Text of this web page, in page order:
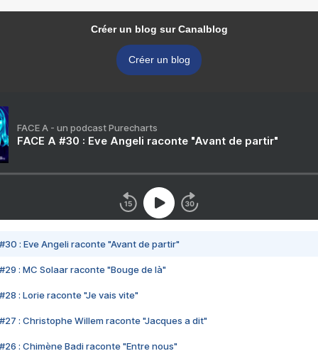
Créer un blog sur Canalblog
Créer un blog
FACE A - un podcast Purecharts
FACE A #30 : Eve Angeli raconte "Avant de partir"
#30 : Eve Angeli raconte "Avant de partir"
#29 : MC Solaar raconte "Bouge de là"
#28 : Lorie raconte "Je vais vite"
#27 : Christophe Willem raconte "Jacques a dit"
#26 : Chimène Badi raconte "Entre nous"